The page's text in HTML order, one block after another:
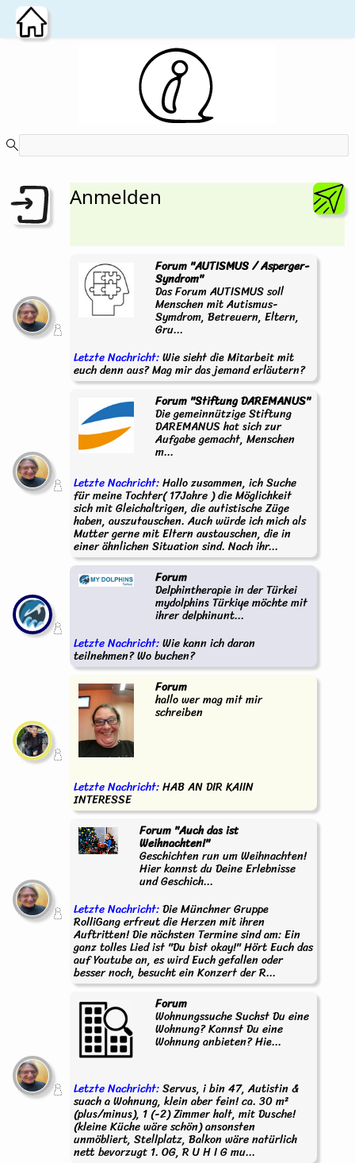
Zum Hauptinhalt wechseln
Anmelden
Forum "AUTISMUS / Asperger-
Syndrom"
Das Forum AUTISMUS soll
Menschen mit Autismus-
Symdrom, Betreuern, Eltern,
Gru...
Letzte Nachricht:Wie sieht die Mitarbeit mit
euch denn aus? Mag mir das jemand erläutern?
Forum "Stiftung DAREMANUS"
Die gemeinnützige Stiftung
DAREMANUS hat sich zur
Aufgabe gemacht, Menschen
m...
Letzte Nachricht:Hallo zusammen, ich Suche
für meine Tochter( 17Jahre ) die Möglichkeit
sich mit Gleichaltrigen, die autistische Züge
haben, auszutauschen. Auch würde ich mich als
Mutter gerne mit Eltern austauschen, die in
einer ähnlichen Situation sind. Nach ihr...
Forum
Delphintherapie in der Türkei
mydolphins Türkiye möchte mit
ihrer delphinunt...
Letzte Nachricht:Wie kann ich daran
teilnehmen? Wo buchen?
Forum
hallo wer mag mit mir
schreiben
Letzte Nachricht:HAB AN DIR KAIIN
INTERESSE
Forum "Auch das ist
Weihnachten!"
Geschichten run um Weihnachten!
Hier kannst du Deine Erlebnisse
und Geschich...
Letzte Nachricht:Die Münchner Gruppe
RolliGang erfreut die Herzen mit ihren
Auftritten! Die nächsten Termine sind am: Ein
ganz tolles Lied ist "Du bist okay!" Hört Euch das
auf Youtube an, es wird Euch gefallen oder
besser noch, besucht ein Konzert der R...
Forum
Wohnungssuche Suchst Du eine
Wohnung? Kannst Du eine
Wohnung anbieten? Hie...
Letzte Nachricht:Servus, i bin 47, Autistin &
suach a Wohnung, klein aber fein! ca. 30 m²
(plus/minus), 1 (-2) Zimmer halt, mit Dusche!
(kleine Küche wäre schön) ansonsten
unmöbliert, Stellplatz, Balkon wäre natürlich
nett bevorzugt 1. OG, R U H I G mu...